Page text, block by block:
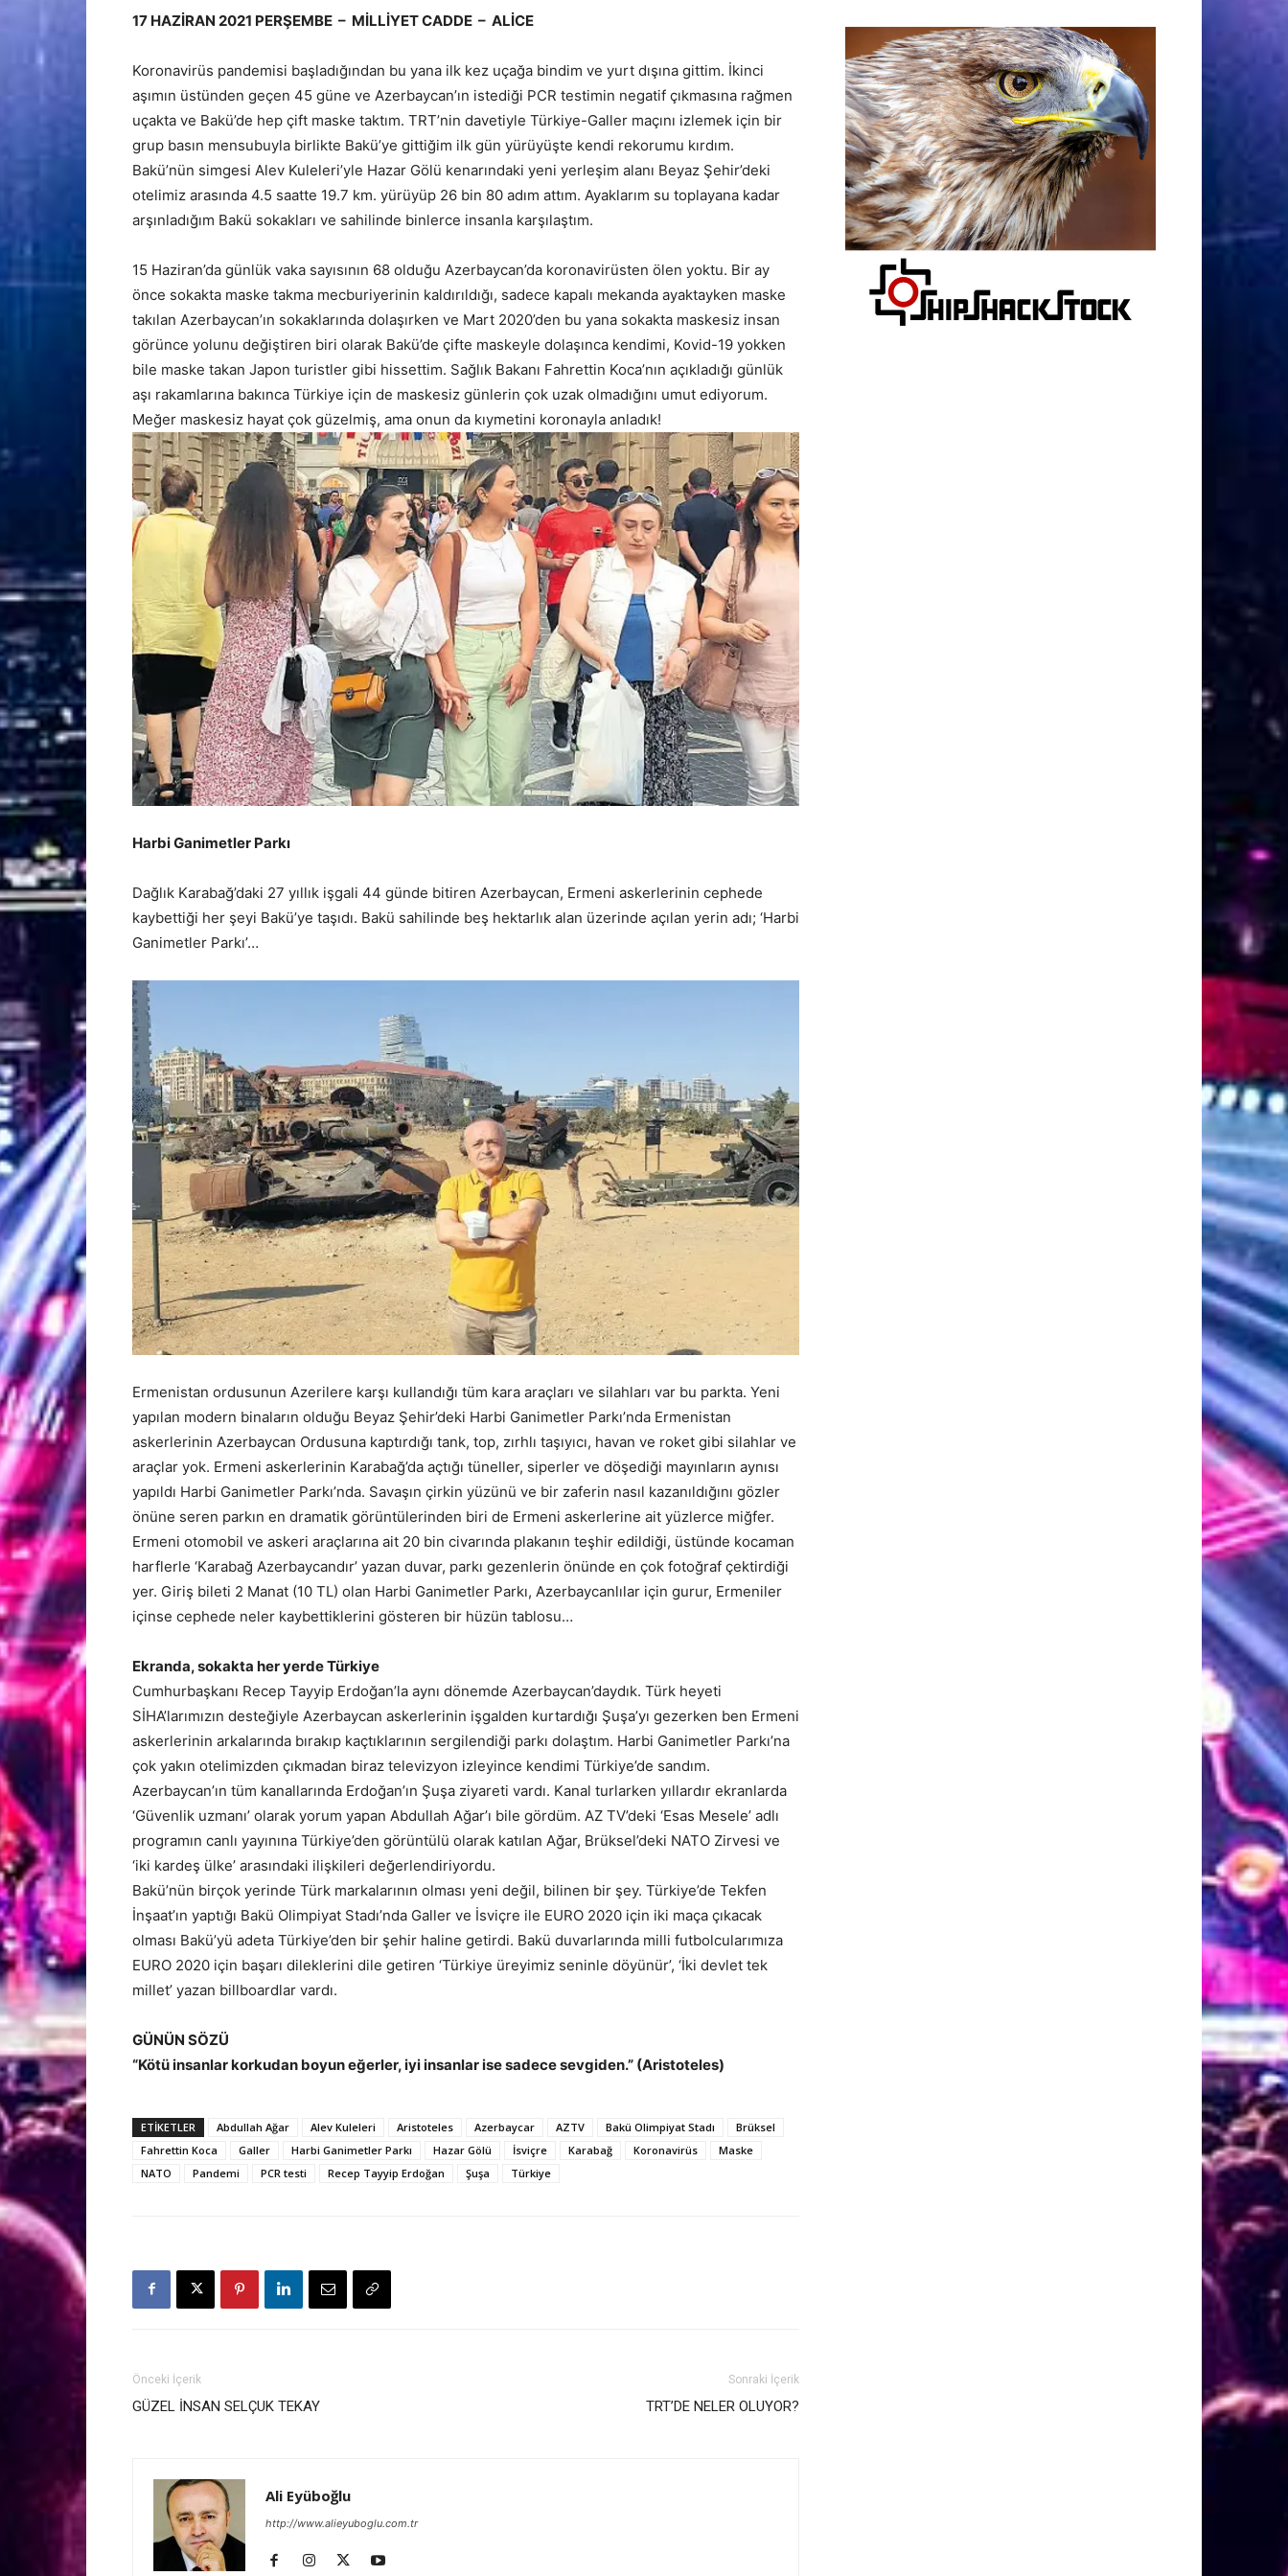
17 HAZİRAN 2021 PERŞEMBE – MİLLİYET CADDE – ALİCE
Koronavirüs pandemisi başladığından bu yana ilk kez uçağa bindim ve yurt dışına gittim. İkinci
aşımın üstünden geçen 45 güne ve Azerbaycan’ın istediği PCR testimin negatif çıkmasına rağmen
uçakta ve Bakü’de hep çift maske taktım. TRT’nin davetiyle Türkiye-Galler maçını izlemek için bir
grup basın mensubuyla birlikte Bakü’ye gittiğim ilk gün yürüyüşte kendi rekorumu kırdım.
Bakü’nün simgesi Alev Kuleleri’yle Hazar Gölü kenarındaki yeni yerleşim alanı Beyaz Şehir’deki
otelimiz arasında 4.5 saatte 19.7 km. yürüyüp 26 bin 80 adım attım. Ayaklarım su toplayana kadar
arşınladığım Bakü sokakları ve sahilinde binlerce insanla karşılaştım.
15 Haziran’da günlük vaka sayısının 68 olduğu Azerbaycan’da koronavirüsten ölen yoktu. Bir ay
önce sokakta maske takma mecburiyerinin kaldırıldığı, sadece kapalı mekanda ayaktayken maske
takılan Azerbaycan’ın sokaklarında dolaşırken ve Mart 2020’den bu yana sokakta maskesiz insan
görünce yolunu değiştiren biri olarak Bakü’de çifte maskeyle dolaşınca kendimi, Kovid-19 yokken
bile maske takan Japon turistler gibi hissettim. Sağlık Bakanı Fahrettin Koca’nın açıkladığı günlük
aşı rakamlarına bakınca Türkiye için de maskesiz günlerin çok uzak olmadığını umut ediyorum.
Meğer maskesiz hayat çok güzelmiş, ama onun da kıymetini koronayla anladık!
Harbi Ganimetler Parkı
Dağlık Karabağ’daki 27 yıllık işgali 44 günde bitiren Azerbaycan, Ermeni askerlerinin cephede
kaybettiği her şeyi Bakü’ye taşıdı. Bakü sahilinde beş hektarlık alan üzerinde açılan yerin adı; ‘Harbi
Ganimetler Parkı’…
Ermenistan ordusunun Azerilere karşı kullandığı tüm kara araçları ve silahları var bu parkta. Yeni
yapılan modern binaların olduğu Beyaz Şehir’deki Harbi Ganimetler Parkı’nda Ermenistan
askerlerinin Azerbaycan Ordusuna kaptırdığı tank, top, zırhlı taşıyıcı, havan ve roket gibi silahlar ve
araçlar yok. Ermeni askerlerinin Karabağ’da açtığı tüneller, siperler ve döşediği mayınların aynısı
yapıldı Harbi Ganimetler Parkı’nda. Savaşın çirkin yüzünü ve bir zaferin nasıl kazanıldığını gözler
önüne seren parkın en dramatik görüntülerinden biri de Ermeni askerlerine ait yüzlerce miğfer.
Ermeni otomobil ve askeri araçlarına ait 20 bin civarında plakanın teşhir edildiği, üstünde kocaman
harflerle ‘Karabağ Azerbaycandır’ yazan duvar, parkı gezenlerin önünde en çok fotoğraf çektirdiği
yer. Giriş bileti 2 Manat (10 TL) olan Harbi Ganimetler Parkı, Azerbaycanlılar için gurur, Ermeniler
içinse cephede neler kaybettiklerini gösteren bir hüzün tablosu…
Ekranda, sokakta her yerde Türkiye
Cumhurbaşkanı Recep Tayyip Erdoğan’la aynı dönemde Azerbaycan’daydık. Türk heyeti
SİHA’larımızın desteğiyle Azerbaycan askerlerinin işgalden kurtardığı Şuşa’yı gezerken ben Ermeni
askerlerinin arkalarında bırakıp kaçtıklarının sergilendiği parkı dolaştım. Harbi Ganimetler Parkı’na
çok yakın otelimizden çıkmadan biraz televizyon izleyince kendimi Türkiye’de sandım.
Azerbaycan’ın tüm kanallarında Erdoğan’ın Şuşa ziyareti vardı. Kanal turlarken yıllardır ekranlarda
‘Güvenlik uzmanı’ olarak yorum yapan Abdullah Ağar’ı bile gördüm. AZ TV’deki ‘Esas Mesele’ adlı
programın canlı yayınına Türkiye’den görüntülü olarak katılan Ağar, Brüksel’deki NATO Zirvesi ve
‘iki kardeş ülke’ arasındaki ilişkileri değerlendiriyordu.
Bakü’nün birçok yerinde Türk markalarının olması yeni değil, bilinen bir şey. Türkiye’de Tekfen
İnşaat’ın yaptığı Bakü Olimpiyat Stadı’nda Galler ve İsviçre ile EURO 2020 için iki maça çıkacak
olması Bakü’yü adeta Türkiye’den bir şehir haline getirdi. Bakü duvarlarında milli futbolcularımıza
EURO 2020 için başarı dileklerini dile getiren ‘Türkiye üreyimiz seninle döyünür’, ‘İki devlet tek
millet’ yazan billboardlar vardı.
GÜNÜN SÖZÜ
“Kötü insanlar korkudan boyun eğerler, iyi insanlar ise sadece sevgiden.” (Aristoteles)
ETİKETLER Abdullah Ağar Alev Kuleleri Aristoteles Azerbaycar AZTV Bakü Olimpiyat Stadı
Brüksel
Fahrettin Koca
Galler Harbi Ganimetler Parkı Hazar Gölü İsviçre Karabağ Koronavirüs
Maske
NATO
Pandemi PCR testi Recep Tayyip Erdoğan Şuşa Türkiye
Önceki İçerik
GÜZEL İNSAN SELÇUK TEKAY
Sonraki İçerik
TRT’DE NELER OLUYOR?
Ali Eyüboğlu
http://www.alieyuboglu.com.tr